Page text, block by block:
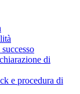
di
e procedura di